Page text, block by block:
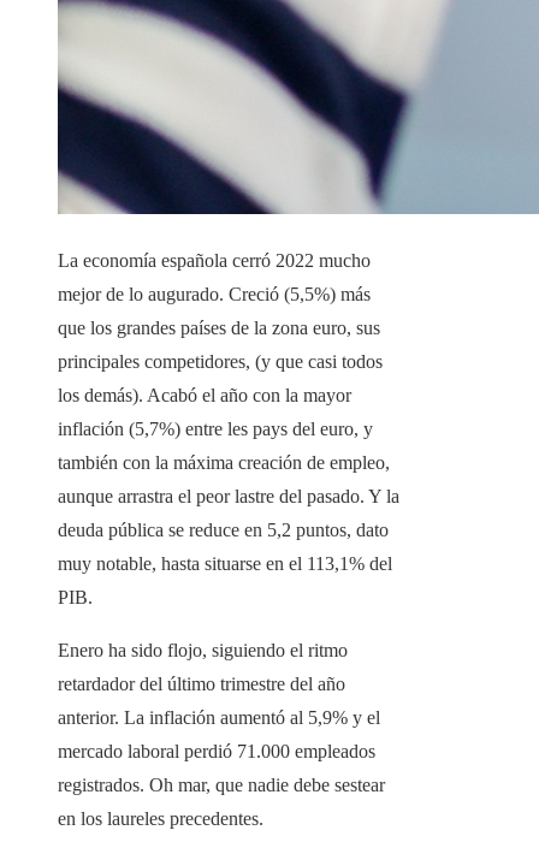
La economía española cerró 2022 mucho
mejor de lo augurado. Creció (5,5%) más
que los grandes países de la zona euro, sus
principales competidores, (y que casi todos
los demás). Acabó el año con la mayor
inflación (5,7%) entre les pays del euro, y
también con la máxima creación de empleo,
aunque arrastra el peor lastre del pasado. Y la
deuda pública se reduce en 5,2 puntos, dato
muy notable, hasta situarse en el 113,1% del
PIB.
Enero ha sido flojo, siguiendo el ritmo
retardador del último trimestre del año
anterior. La inflación aumentó al 5,9% y el
mercado laboral perdió 71.000 empleados
registrados. Oh mar, que nadie debe sestear
en los laureles precedentes.